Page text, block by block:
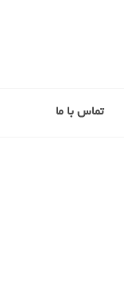
تماس با ما